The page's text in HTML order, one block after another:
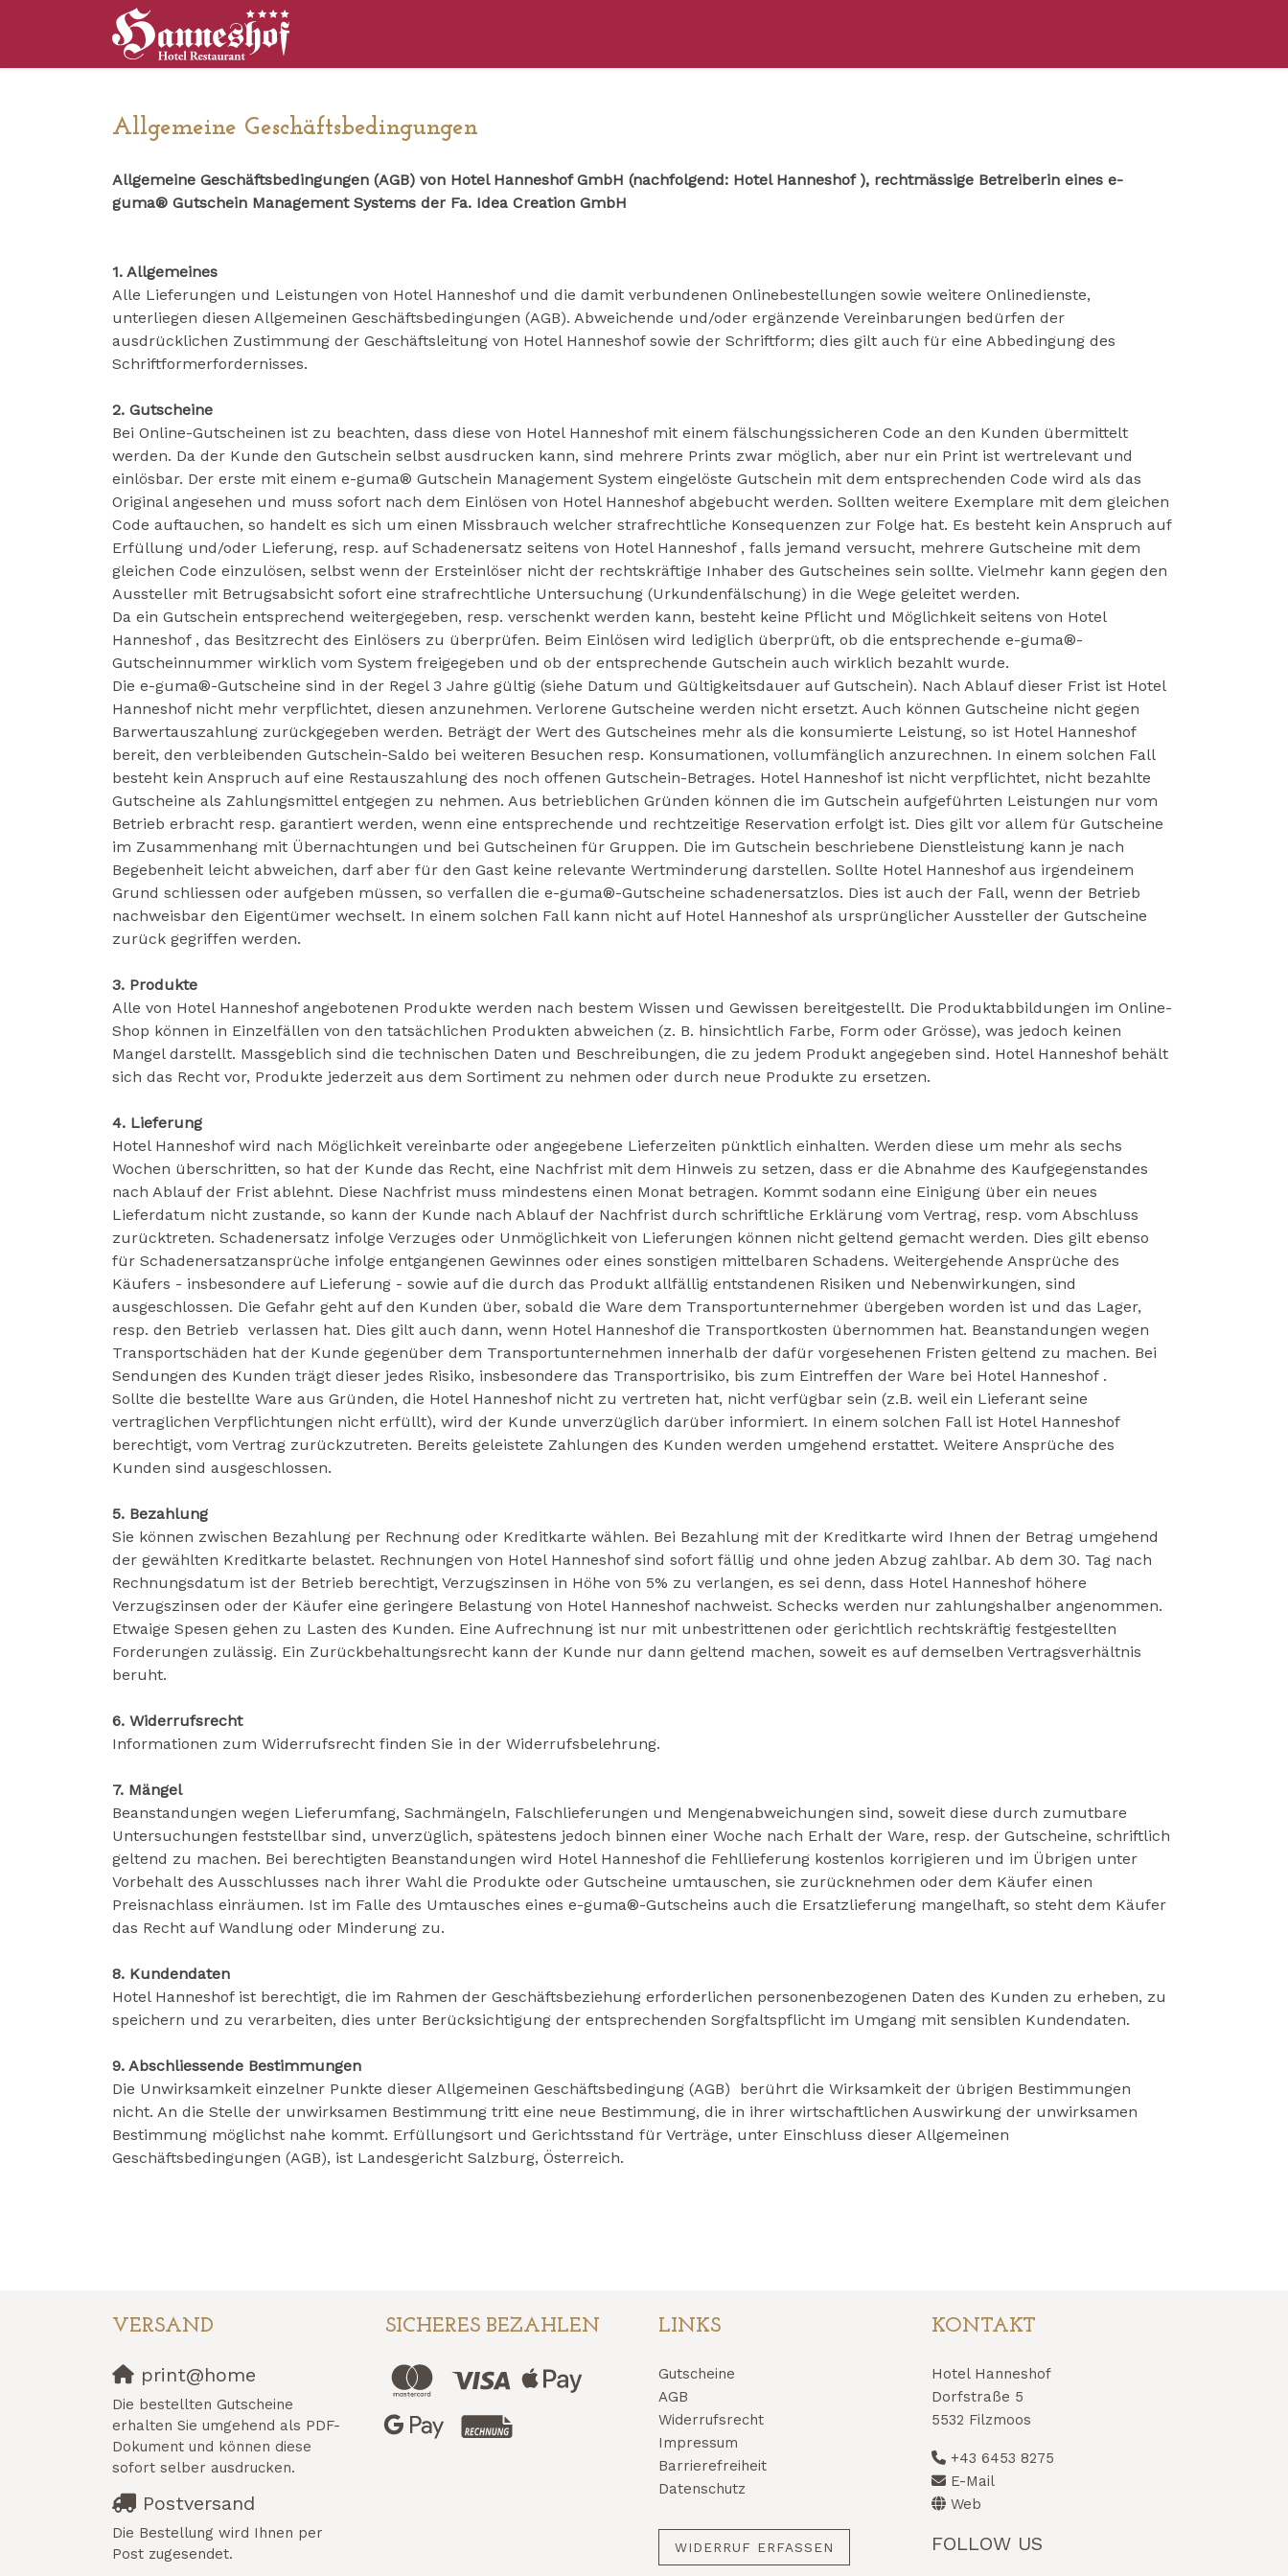
Allgemeine Geschäftsbedingungen
Allgemeine Geschäftsbedingungen (AGB) von Hotel Hanneshof GmbH (nachfolgend: Hotel Hanneshof ), rechtmässige Betreiberin eines e-
guma® Gutschein Management Systems der Fa. Idea Creation GmbH
1. Allgemeines
Alle Lieferungen und Leistungen von Hotel Hanneshof und die damit verbundenen Onlinebestellungen sowie weitere Onlinedienste,
unterliegen diesen Allgemeinen Geschäftsbedingungen (AGB). Abweichende und/oder ergänzende Vereinbarungen bedürfen der
ausdrücklichen Zustimmung der Geschäftsleitung von Hotel Hanneshof sowie der Schriftform; dies gilt auch für eine Abbedingung des
Schriftformerfordernisses.
2. Gutscheine
Bei Online-Gutscheinen ist zu beachten, dass diese von Hotel Hanneshof mit einem fälschungssicheren Code an den Kunden übermittelt
werden. Da der Kunde den Gutschein selbst ausdrucken kann, sind mehrere Prints zwar möglich, aber nur ein Print ist wertrelevant und
einlösbar. Der erste mit einem e-guma® Gutschein Management System eingelöste Gutschein mit dem entsprechenden Code wird als das
Original angesehen und muss sofort nach dem Einlösen von Hotel Hanneshof abgebucht werden. Sollten weitere Exemplare mit dem gleichen
Code auftauchen, so handelt es sich um einen Missbrauch welcher strafrechtliche Konsequenzen zur Folge hat. Es besteht kein Anspruch auf
Erfüllung und/oder Lieferung, resp. auf Schadenersatz seitens von Hotel Hanneshof , falls jemand versucht, mehrere Gutscheine mit dem
gleichen Code einzulösen, selbst wenn der Ersteinlöser nicht der rechtskräftige Inhaber des Gutscheines sein sollte. Vielmehr kann gegen den
Aussteller mit Betrugsabsicht sofort eine strafrechtliche Untersuchung (Urkundenfälschung) in die Wege geleitet werden.
Da ein Gutschein entsprechend weitergegeben, resp. verschenkt werden kann, besteht keine Pflicht und Möglichkeit seitens von Hotel
Hanneshof , das Besitzrecht des Einlösers zu überprüfen. Beim Einlösen wird lediglich überprüft, ob die entsprechende e-guma®-
Gutscheinnummer wirklich vom System freigegeben und ob der entsprechende Gutschein auch wirklich bezahlt wurde.
Die e-guma®-Gutscheine sind in der Regel 3 Jahre gültig (siehe Datum und Gültigkeitsdauer auf Gutschein). Nach Ablauf dieser Frist ist Hotel
Hanneshof nicht mehr verpflichtet, diesen anzunehmen. Verlorene Gutscheine werden nicht ersetzt. Auch können Gutscheine nicht gegen
Barwertauszahlung zurückgegeben werden. Beträgt der Wert des Gutscheines mehr als die konsumierte Leistung, so ist Hotel Hanneshof
bereit, den verbleibenden Gutschein-Saldo bei weiteren Besuchen resp. Konsumationen, vollumfänglich anzurechnen. In einem solchen Fall
besteht kein Anspruch auf eine Restauszahlung des noch offenen Gutschein-Betrages. Hotel Hanneshof ist nicht verpflichtet, nicht bezahlte
Gutscheine als Zahlungsmittel entgegen zu nehmen. Aus betrieblichen Gründen können die im Gutschein aufgeführten Leistungen nur vom
Betrieb erbracht resp. garantiert werden, wenn eine entsprechende und rechtzeitige Reservation erfolgt ist. Dies gilt vor allem für Gutscheine
im Zusammenhang mit Übernachtungen und bei Gutscheinen für Gruppen. Die im Gutschein beschriebene Dienstleistung kann je nach
Begebenheit leicht abweichen, darf aber für den Gast keine relevante Wertminderung darstellen. Sollte Hotel Hanneshof aus irgendeinem
Grund schliessen oder aufgeben müssen, so verfallen die e-guma®-Gutscheine schadenersatzlos. Dies ist auch der Fall, wenn der Betrieb
nachweisbar den Eigentümer wechselt. In einem solchen Fall kann nicht auf Hotel Hanneshof als ursprünglicher Aussteller der Gutscheine
zurück gegriffen werden.
3. Produkte
Alle von Hotel Hanneshof angebotenen Produkte werden nach bestem Wissen und Gewissen bereitgestellt. Die Produktabbildungen im Online-
Shop können in Einzelfällen von den tatsächlichen Produkten abweichen (z. B. hinsichtlich Farbe, Form oder Grösse), was jedoch keinen
Mangel darstellt. Massgeblich sind die technischen Daten und Beschreibungen, die zu jedem Produkt angegeben sind. Hotel Hanneshof behält
sich das Recht vor, Produkte jederzeit aus dem Sortiment zu nehmen oder durch neue Produkte zu ersetzen.
4. Lieferung
Hotel Hanneshof wird nach Möglichkeit vereinbarte oder angegebene Lieferzeiten pünktlich einhalten. Werden diese um mehr als sechs
Wochen überschritten, so hat der Kunde das Recht, eine Nachfrist mit dem Hinweis zu setzen, dass er die Abnahme des Kaufgegenstandes
nach Ablauf der Frist ablehnt. Diese Nachfrist muss mindestens einen Monat betragen. Kommt sodann eine Einigung über ein neues
Lieferdatum nicht zustande, so kann der Kunde nach Ablauf der Nachfrist durch schriftliche Erklärung vom Vertrag, resp. vom Abschluss
zurücktreten. Schadenersatz infolge Verzuges oder Unmöglichkeit von Lieferungen können nicht geltend gemacht werden. Dies gilt ebenso
für Schadenersatzansprüche infolge entgangenen Gewinnes oder eines sonstigen mittelbaren Schadens. Weitergehende Ansprüche des
Käufers - insbesondere auf Lieferung - sowie auf die durch das Produkt allfällig entstandenen Risiken und Nebenwirkungen, sind
ausgeschlossen. Die Gefahr geht auf den Kunden über, sobald die Ware dem Transportunternehmer übergeben worden ist und das Lager,
resp. den Betrieb verlassen hat. Dies gilt auch dann, wenn Hotel Hanneshof die Transportkosten übernommen hat. Beanstandungen wegen
Transportschäden hat der Kunde gegenüber dem Transportunternehmen innerhalb der dafür vorgesehenen Fristen geltend zu machen. Bei
Sendungen des Kunden trägt dieser jedes Risiko, insbesondere das Transportrisiko, bis zum Eintreffen der Ware bei Hotel Hanneshof .
Sollte die bestellte Ware aus Gründen, die Hotel Hanneshof nicht zu vertreten hat, nicht verfügbar sein (z.B. weil ein Lieferant seine
vertraglichen Verpflichtungen nicht erfüllt), wird der Kunde unverzüglich darüber informiert. In einem solchen Fall ist Hotel Hanneshof
berechtigt, vom Vertrag zurückzutreten. Bereits geleistete Zahlungen des Kunden werden umgehend erstattet. Weitere Ansprüche des
Kunden sind ausgeschlossen.
5. Bezahlung
Sie können zwischen Bezahlung per Rechnung oder Kreditkarte wählen. Bei Bezahlung mit der Kreditkarte wird Ihnen der Betrag umgehend
der gewählten Kreditkarte belastet. Rechnungen von Hotel Hanneshof sind sofort fällig und ohne jeden Abzug zahlbar. Ab dem 30. Tag nach
Rechnungsdatum ist der Betrieb berechtigt, Verzugszinsen in Höhe von 5% zu verlangen, es sei denn, dass Hotel Hanneshof höhere
Verzugszinsen oder der Käufer eine geringere Belastung von Hotel Hanneshof nachweist. Schecks werden nur zahlungshalber angenommen.
Etwaige Spesen gehen zu Lasten des Kunden. Eine Aufrechnung ist nur mit unbestrittenen oder gerichtlich rechtskräftig festgestellten
Forderungen zulässig. Ein Zurückbehaltungsrecht kann der Kunde nur dann geltend machen, soweit es auf demselben Vertragsverhältnis
beruht.
6. Widerrufsrecht
Informationen zum Widerrufsrecht finden Sie in der Widerrufsbelehrung.
7. Mängel
Beanstandungen wegen Lieferumfang, Sachmängeln, Falschlieferungen und Mengenabweichungen sind, soweit diese durch zumutbare
Untersuchungen feststellbar sind, unverzüglich, spätestens jedoch binnen einer Woche nach Erhalt der Ware, resp. der Gutscheine, schriftlich
geltend zu machen. Bei berechtigten Beanstandungen wird Hotel Hanneshof die Fehllieferung kostenlos korrigieren und im Übrigen unter
Vorbehalt des Ausschlusses nach ihrer Wahl die Produkte oder Gutscheine umtauschen, sie zurücknehmen oder dem Käufer einen
Preisnachlass einräumen. Ist im Falle des Umtausches eines e-guma®-Gutscheins auch die Ersatzlieferung mangelhaft, so steht dem Käufer
das Recht auf Wandlung oder Minderung zu.
8. Kundendaten
Hotel Hanneshof ist berechtigt, die im Rahmen der Geschäftsbeziehung erforderlichen personenbezogenen Daten des Kunden zu erheben, zu
speichern und zu verarbeiten, dies unter Berücksichtigung der entsprechenden Sorgfaltspflicht im Umgang mit sensiblen Kundendaten.
9. Abschliessende Bestimmungen
Die Unwirksamkeit einzelner Punkte dieser Allgemeinen Geschäftsbedingung (AGB) berührt die Wirksamkeit der übrigen Bestimmungen
nicht. An die Stelle der unwirksamen Bestimmung tritt eine neue Bestimmung, die in ihrer wirtschaftlichen Auswirkung der unwirksamen
Bestimmung möglichst nahe kommt. Erfüllungsort und Gerichtsstand für Verträge, unter Einschluss dieser Allgemeinen
Geschäftsbedingungen (AGB), ist Landesgericht Salzburg, Österreich.
VERSAND
print@home
Die bestellten Gutscheine
erhalten Sie umgehend als PDF-
Dokument und können diese
sofort selber ausdrucken.
Postversand
Die Bestellung wird Ihnen per
Post zugesendet.
SICHERES BEZAHLEN LINKS
Gutscheine
AGB
Widerrufsrecht
Impressum
Barrierefreiheit
Datenschutz
WIDERRUF ERFASSEN
KONTAKT
Hotel Hanneshof
Dorfstraße 5
5532 Filzmoos
+43 6453 8275
E-Mail
Web
FOLLOW US